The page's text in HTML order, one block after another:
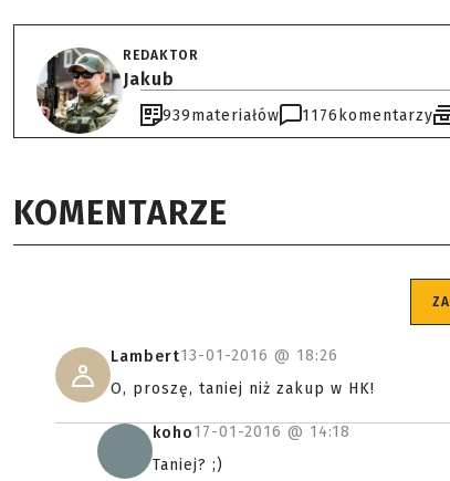
REDAKTOR
Jakub
939materiałów 1176 komentarzy
KOMENTARZE
Lambert13-01-2016 @ 18:26
O, proszę, taniej niż zakup w HK!
koho17-01-2016 @ 14:18
Taniej? ;)